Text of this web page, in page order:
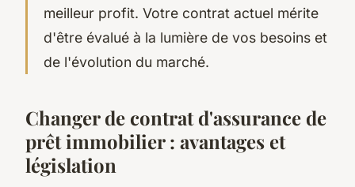
meilleur profit. Votre contrat actuel mérite
d'être évalué à la lumière de vos besoins et
de l'évolution du marché.
Changer de contrat d'assurance de
prêt immobilier : avantages et
législation